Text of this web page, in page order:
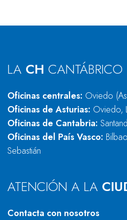
LA CH CANTÁBRICO
Oficinas centrales: Oviedo
Oficinas de Asturias: Oviedo,
Oficinas de Cantabria:
Oficinas del País Vasco:
Sebastián
ATENCIÓN A LA
Contacta con nosotros